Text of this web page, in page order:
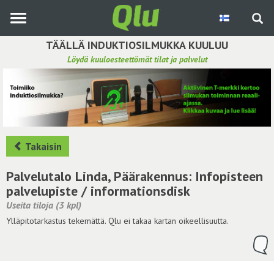
pääsisältöön
TÄÄLLÄ INDUKTIOSILMUKKA KUULUU
Löydä kuuloesteettömät tilat ja palvelut
Etsi induktiosilmukka
Tee ehdotus ja vaikuta kuulemiskokemukseen
Hae ehdotuksia
Käyttöohje
Yhteydenottopyyntö
Kirjaudu sisään
Takaisin
Palvelutalo Linda, Päärakennus: Infopisteen
palvelupiste / informationsdisk
Useita tiloja (3 kpl)
Ylläpitotarkastus tekemättä. Qlu ei takaa kartan oikeellisuutta.